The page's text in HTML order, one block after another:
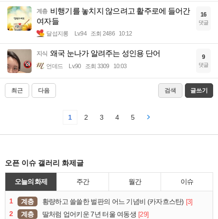
계층 비행기를 놓치지 않으려고 활주로에 들어간
여자들
달섭지롱 Lv.94 조회 2486 10:12
16
댓글
지식 왜국 눈나가 알려주는 성인용 단어
언데드 Lv.90 조회 3309 10:03
9
댓글
최근 다음 검색 글쓰기
1 2 3 4 5
오픈 이슈 갤러리 화제글
오늘의 화제 주간 월간 이슈
1 계층 황량하고 쓸쓸한 벌판의 어느 기념비 (카자흐스탄) [3]
2
계층 딸처럼 업어키운 7년 터울 여동생 [29]